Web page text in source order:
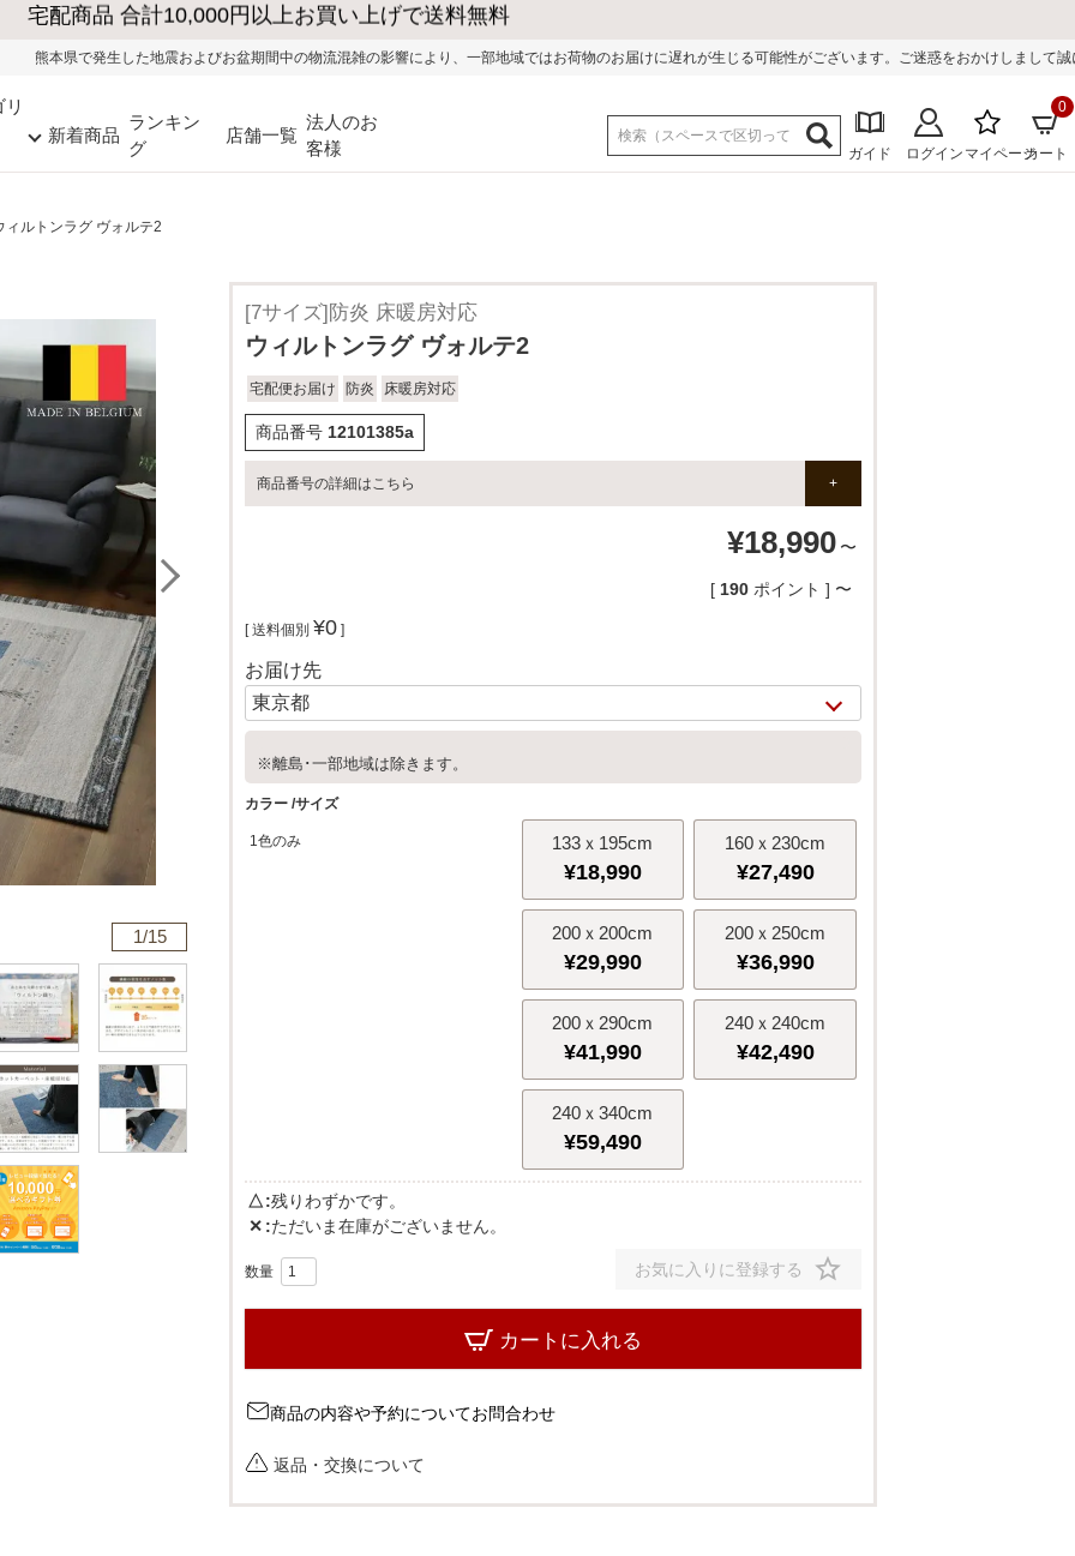
お盆期間中の物流混雑の影響により、一部地域ではお荷物のお届けに遅れが生じる可能性がございます。ご迷惑をおかけしまして誠に申し訳ございません。
新着商品
ランキン
グ
店舗一覧
法人のお
客様
ガイド ログイン マイページカート
0
ィルトンラグ ヴォルテ2
1/15 2/15
[7サイズ]防炎 床暖房対応
ウィルトンラグ ヴォルテ2
宅配便お届け 防炎 床暖房対応
商品番号 12101385a
商品番号の詳細はこちら
¥18,990 〜
[ 190 ポイント ] 〜
送料個別 ¥0
お届け先
※離島･一部地域は除きます。
カラー サイズ
1色のみ 133ｘ195cm
¥18,990
160ｘ230cm
¥27,490
200ｘ200cm
¥29,990
200ｘ250cm
¥36,990
200ｘ290cm
¥41,990
240ｘ240cm
¥42,490
240ｘ340cm
¥59,490
△ 残りわずかです。
✕ ただいま在庫がございません。
お気に入りに登録する
カートに入れる
商品の内容や予約についてお問合わせ
返品・交換について